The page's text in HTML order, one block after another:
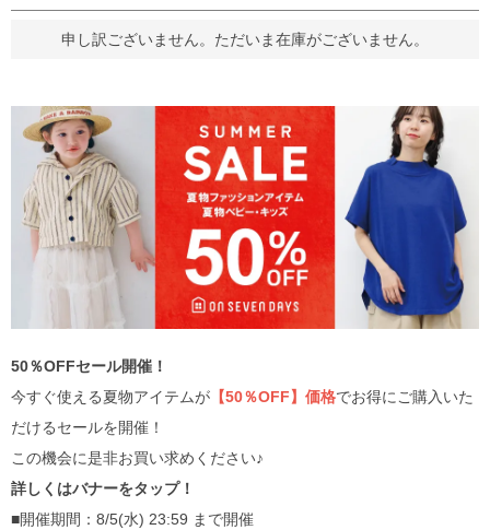
申し訳ございません。ただいま在庫がございません。
50％OFFセール開催！
今すぐ使える夏物アイテムが 【50％OFF】価格でお得にご購入いた
だけるセールを開催！
この機会に是非お買い求めください♪
詳しくはバナーをタップ！
■開催期間：8/5(水) 23:59 まで開催